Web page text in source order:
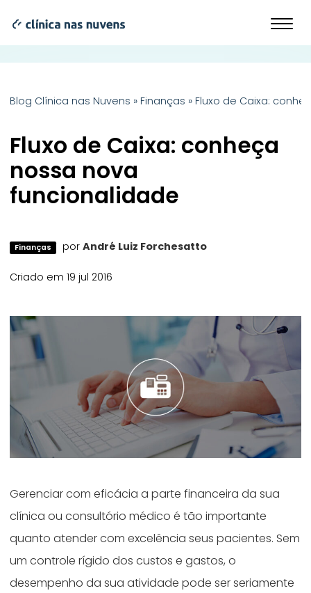
Blog Clínica nas Nuvens » Finanças » Fluxo de Caixa:
Fluxo de Caixa: conheça
nossa nova
funcionalidade
Finanças por André Luiz Forchesatto
Criado em 19 jul 2016
Gerenciar com eficácia a parte financeira da sua
clínica ou consultório médico é tão importante
quanto atender com excelência seus pacientes. Sem
um controle rígido dos custos e gastos, o
desempenho da sua atividade pode ser seriamente